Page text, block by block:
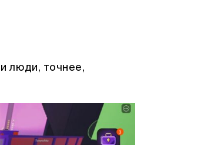
люди, точнее,